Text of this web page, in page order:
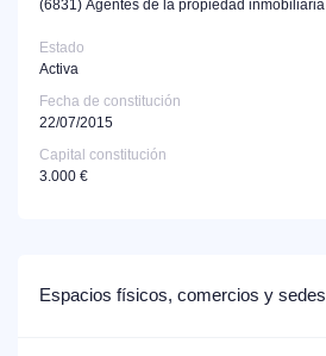
(6831) Agentes de la propiedad inmobiliaria
Estado
Activa
Fecha de constitución
22/07/2015
Capital constitución
3.000 €
Espacios físicos, comercios y sedes